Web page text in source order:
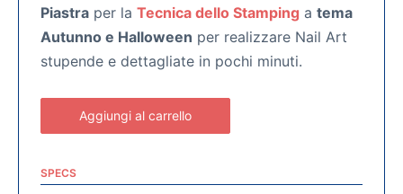
Piastra per la Tecnica dello Stamping a tema
Autunno e Halloween per realizzare Nail Art
stupende e dettagliate in pochi minuti.
Aggiungi al carrello
SPECS